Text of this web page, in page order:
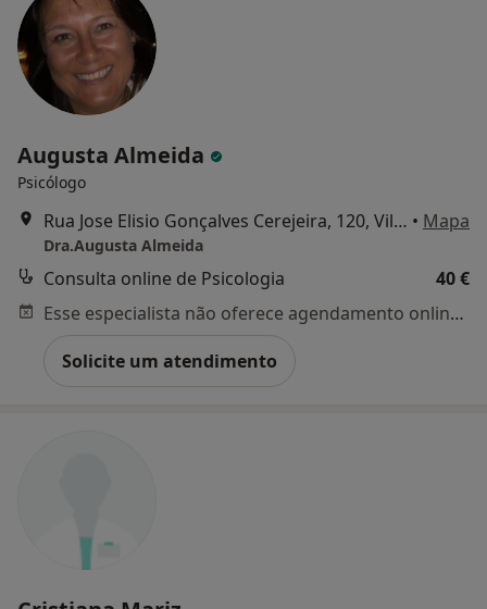
Augusta Almeida
Psicólogo
Rua Jose Elisio Gonçalves Cerejeira, 120, Vila Nova de Famalicão • Mapa
Dra.Augusta Almeida
Consulta online de Psicologia
40 €
Esse especialista não oferece agendamento online para esse endereço.
Solicite um atendimento